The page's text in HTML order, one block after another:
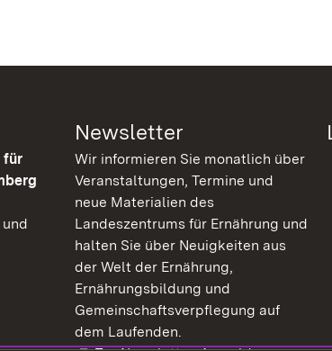
für
Fenster)
(Öffnet in neuem Fenster)
Newsletter
Wir informieren Sie monatlich über
Veranstaltungen, Termine und
neue Materialien des
Landeszentrums für Ernährung und
halten Sie über Neuigkeiten aus
der Welt der Ernährung,
Ernährungsbildung und
Gemeinschaftsverpflegung auf
dem Laufenden.